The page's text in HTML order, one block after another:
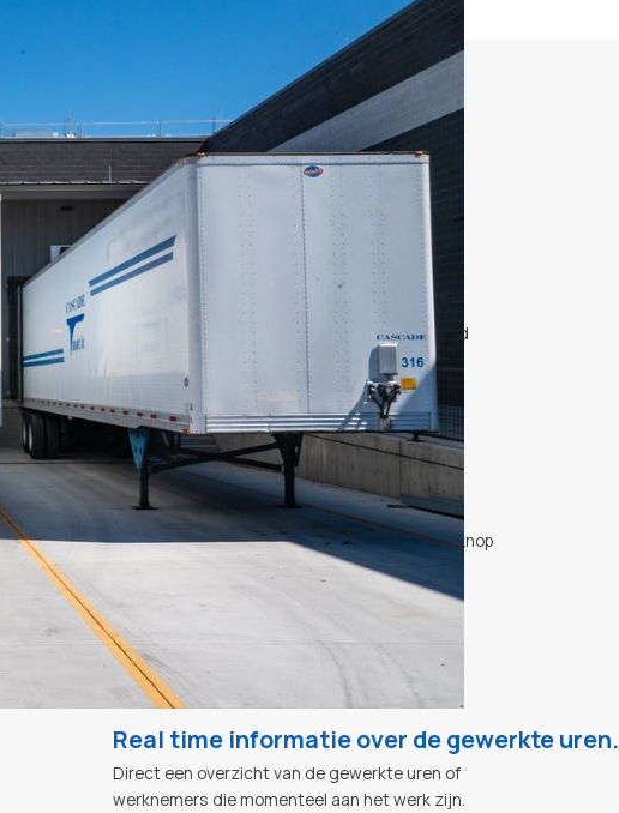
Geen fraude meer mogelijk.
Gaat een medewerker uit dienst? Deze
gegevens worden automatisch doorgestuurd
naar onze software en de toegang is direct
geblokkeerd.
Meer veiligheid en overzicht.
Aanwezigheidsoverzichten zijn voor veel
organisaties een wettelijke plicht. In het geval
van calamiteiten wil men met één druk op de knop
Real time informatie over de gewerkte uren.
Direct een overzicht van de gewerkte uren of
werknemers die momenteel aan het werk zijn.